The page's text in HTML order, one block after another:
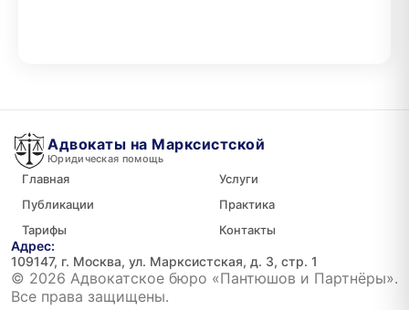
Адвокаты на Марксистской
Юридическая помощь
Главная
Услуги
Публикации
Практика
Тарифы
Контакты
Адрес:
109147, г. Москва, ул. Марксистская, д. 3, стр. 1
© 2026 Адвокатское бюро «Пантюшов и Партнёры».
Все права защищены.